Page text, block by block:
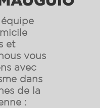
et
vous
avec
dans
de la
: